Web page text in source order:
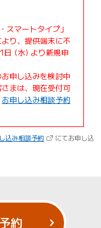
スマートタイプ」
り、提供端末に不
日 (水) より新規申
申し込みを検討中
まは、現在受付可
お申し込み相談予約
込み相談予約
にてお申し込
約